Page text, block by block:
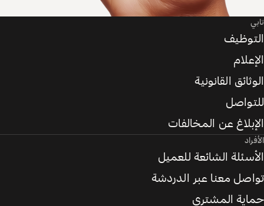
تابي
التوظيف
الإعلام
الوثائق القانونية
للتواصل
الإبلاغ عن المخالفات
الأفراد
الأسئلة الشائعة للعميل
تواصل معنا عبر الدردشة
حماية المشتري